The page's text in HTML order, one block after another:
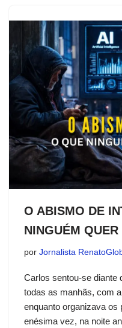
O ABISMO DE
NINGUÉM
por Jornalista
Carlos sentou-se diante
todas as manhãs, com
enquanto organizava os
enésima vez, na noite